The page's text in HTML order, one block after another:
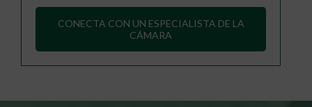
CONECTA CON UN ESPECIALISTA DE LA
CÁMARA